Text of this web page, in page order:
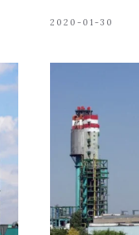
2020-01-30